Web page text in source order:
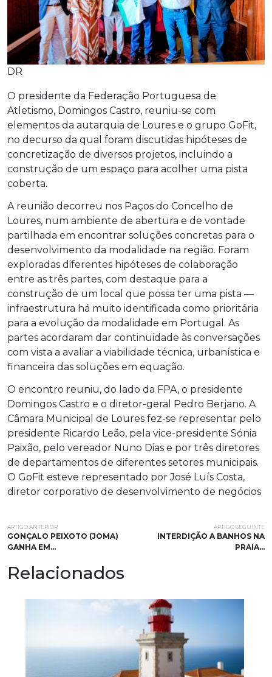
DR
O presidente da Federação Portuguesa de
Atletismo, Domingos Castro, reuniu-se com
elementos da autarquia de Loures e o grupo GoFit,
no decurso da qual foram discutidas hipóteses de
concretização de diversos projetos, incluindo a
construção de um espaço para acolher uma pista
coberta.
A reunião decorreu nos Paços do Concelho de
Loures, num ambiente de abertura e de vontade
partilhada em encontrar soluções concretas para o
desenvolvimento da modalidade na região. Foram
exploradas diferentes hipóteses de colaboração
entre as três partes, com destaque para a
construção de um local que possa ter uma pista —
infraestrutura há muito identificada como prioritária
para a evolução da modalidade em Portugal. As
partes acordaram dar continuidade às conversações
com vista a avaliar a viabilidade técnica, urbanística e
financeira das soluções em equação.
O encontro reuniu, do lado da FPA, o presidente
Domingos Castro e o diretor-geral Pedro Berjano. A
Câmara Municipal de Loures fez-se representar pelo
presidente Ricardo Leão, pela vice-presidente Sónia
Paixão, pelo vereador Nuno Dias e por três diretores
de departamentos de diferentes setores municipais.
O GoFit esteve representado por José Luís Costa,
diretor corporativo de desenvolvimento de negócios
ARTIGO ANTERIOR
GONÇALO PEIXOTO (JOMA)
GANHA EM…
ARTIGO SEGUINTE
INTERDIÇÃO A BANHOS NA
PRAIA…
Relacionados